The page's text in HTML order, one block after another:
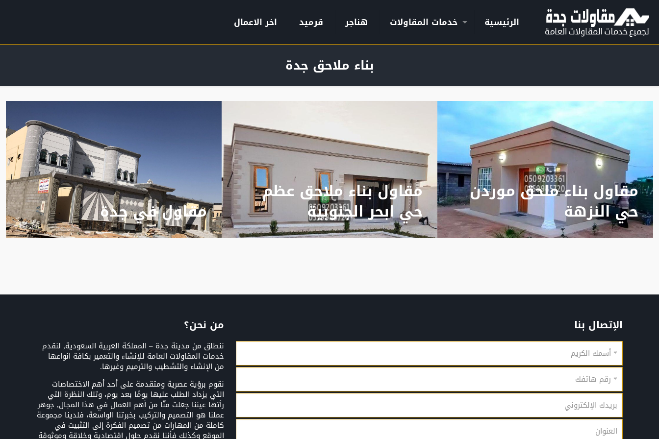
الرئيسية خدمات المقاولات هناجر قرميد اخر الاعمال
بناء ملاحق جدة
مقاول بناء ملحق موردن
حي النزهة
مقاول بناء ملاحق عظم
حي ابحر الجنوبية مقاول في جدة
الإتصال بنا من نحن؟
ننطلق من مدينة جدة – المملكة العربية السعودية, لنقدم
خدمات المقاولات العامة للإنشاء والتعمير بكافة انواعها
من الإنشاء والتشطيب والترميم وغيرها.
نقوم برؤية عصرية ومتقدمة على أحد أهم الاختصاصات
التي يزداد الطلب عليها يومًا بعد يوم، وتلك النظرة التي
رأتها عيننا جعلت منّا من أهم العمال في هذا المجال, جوهر
عملنا هو التصميم والتركيب بخبرتنا الواسعة، فلدينا مجموعة
كاملة من المهارات من تصميم الفكرة إلى التثبيت في
الموقع وكذلك فأننا نقدم حلول اقتصادية وخلاقة وموثوقة